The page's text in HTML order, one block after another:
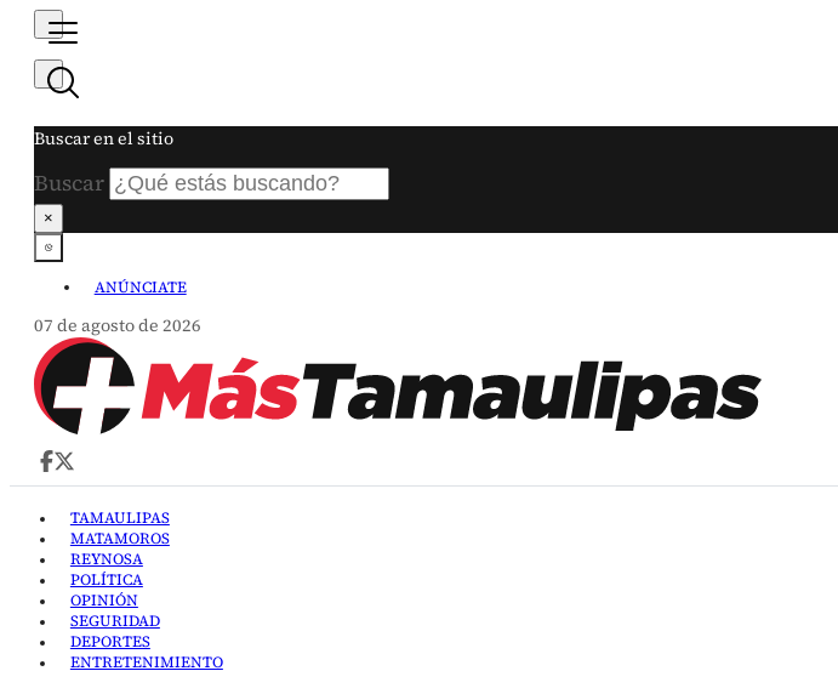
Buscar en el sitio
Buscar
×
ANÚNCIATE
07 de agosto de 2026
TAMAULIPAS
MATAMOROS
REYNOSA
POLÍTICA
OPINIÓN
SEGURIDAD
DEPORTES
ENTRETENIMIENTO